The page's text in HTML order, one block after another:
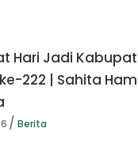
Hari Jadi
222 | Sahita
Berita